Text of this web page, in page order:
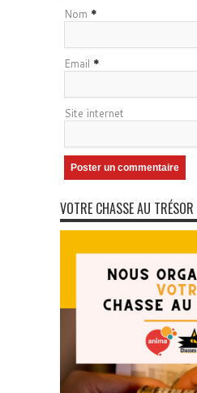
Nom *
Email *
Site internet
VOTRE CHASSE AU TRÉSOR